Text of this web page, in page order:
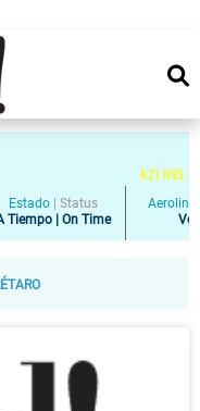
4:21 HRS
Estado
Status
Tiempo | On Time